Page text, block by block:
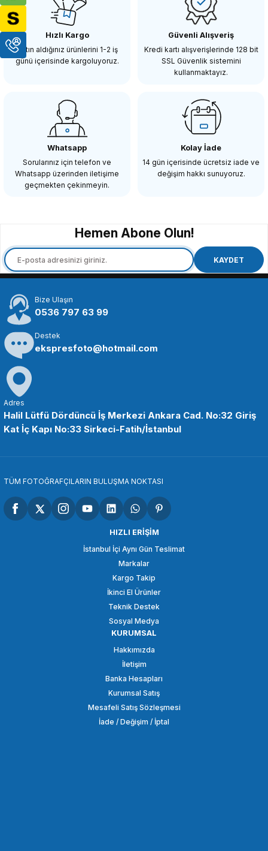
Hızlı Kargo
Satın aldığınız ürünlerini 1-2 iş
günü içerisinde kargoluyoruz.
Güvenli Alışveriş
Kredi kartı alışverişlerinde 128 bit
SSL Güvenlik sistemini
kullanmaktayız.
Whatsapp
Sorularınız için telefon ve
Whatsapp üzerinden iletişime
geçmekten çekinmeyin.
Kolay İade
14 gün içerisinde ücretsiz iade ve
değişim hakkı sunuyoruz.
Hemen Abone Olun!
KAYDET
Bize Ulaşın
0536 797 63 99
Destek
ekspresfoto@hotmail.com
Adres
Halil Lütfü Dördüncü İş Merkezi Ankara Cad. No:32 Giriş
Kat İç Kapı No:33 Sirkeci-Fatih/İstanbul
TÜM FOTOĞRAFÇILARIN BULUŞMA NOKTASI
HIZLI ERİŞİM
İstanbul İçi Aynı Gün Teslimat
Markalar
Kargo Takip
İkinci El Ürünler
Teknik Destek
Sosyal Medya
KURUMSAL
Hakkımızda
İletişim
Banka Hesapları
Kurumsal Satış
Mesafeli Satış Sözleşmesi
İade / Değişim / İptal